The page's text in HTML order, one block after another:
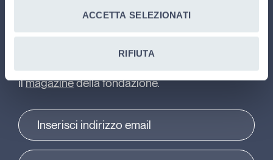
ACCETTA SELEZIONATI
RIFIUTA
Iscriviti alla newsletter
Rimani aggiornato su tutte le
ilmagazinedella fondazione.